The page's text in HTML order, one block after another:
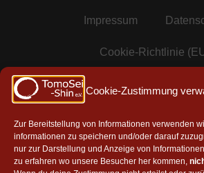
Cookie-Zustimmung
Zur Bereitstellung von Informationen verwenden
informationen zu speichern und/oder darauf
nur zur Darstellung und Anzeige von
zu erfahren wo unsere Besucher her kommen,
Impressum
Cookie-Richtlinie
Mitgliedschaften